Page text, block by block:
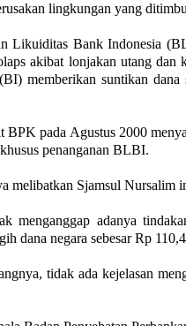
lingkungan yang
Bank Indonesia
akibat lonjakan utang
memberikan suntikan
pada Agustus 2000
penanganan BLBI.
melibatkan Sjamsul Nursalim
menganggap adanya
dana negara sebesar Rp
tidak ada kejelasan